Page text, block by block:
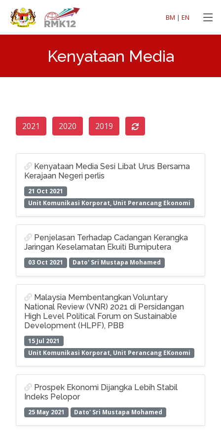
BM | EN
Kenyataan Media
2021 2020 2019
Kenyataan Media Sesi Libat Urus Bersama
Kerajaan Negeri perlis
21 Oct 2021
Unit Komunikasi Korporat, Unit Perancang Ekonomi
Penjelasan Terhadap Cadangan Kerangka
Jaringan Keselamatan Ekuiti Bumiputera
03 Oct 2021 Dato' Sri Mustapa Mohamed
Malaysia Membentangkan Voluntary
National Review (VNR) 2021 di Persidangan
High Level Political Forum on Sustainable
Development (HLPF), PBB
15 Jul 2021
Unit Komunikasi Korporat, Unit Perancang EKonomi
Prospek Ekonomi Dijangka Lebih Stabil
Indeks Pelopor
25 May 2021 Dato' Sri Mustapa Mohamed